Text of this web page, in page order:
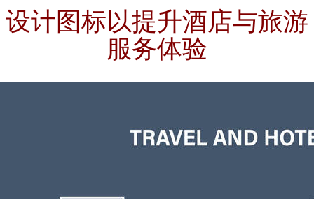
设计图标以提升酒店与旅游
服务体验